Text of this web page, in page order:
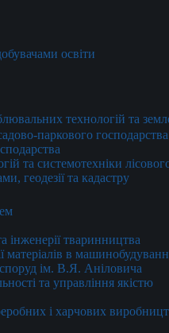
освіти
технологій та
паркового господарства
та системотехніки
геодезії та кадастру
інженерії тваринництва
матеріалів в
ім. В.Я. Аніловича
та управління якістю
і харчових